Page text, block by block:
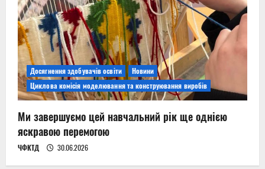
Досягнення здобувачів освіти
Новини
Циклова комісія моделювання та конструювання виробів
Ми завершуємо цей навчальний рік ще однією
яскравою перемогою
ЧФКТД 30.06.2026